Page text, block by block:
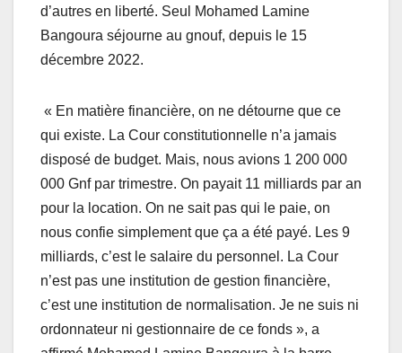
d’autres en liberté. Seul Mohamed Lamine
Bangoura séjourne au gnouf, depuis le 15
décembre 2022.
« En matière financière, on ne détourne que ce
qui existe. La Cour constitutionnelle n’a jamais
disposé de budget. Mais, nous avions 1 200 000
000 Gnf par trimestre. On payait 11 milliards par an
pour la location. On ne sait pas qui le paie, on
nous confie simplement que ça a été payé. Les 9
milliards, c’est le salaire du personnel. La Cour
n’est pas une institution de gestion financière,
c’est une institution de normalisation. Je ne suis ni
ordonnateur ni gestionnaire de ce fonds », a